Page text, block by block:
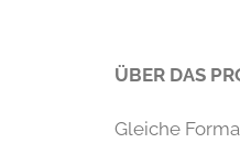
ÜBER DAS
Gleiche